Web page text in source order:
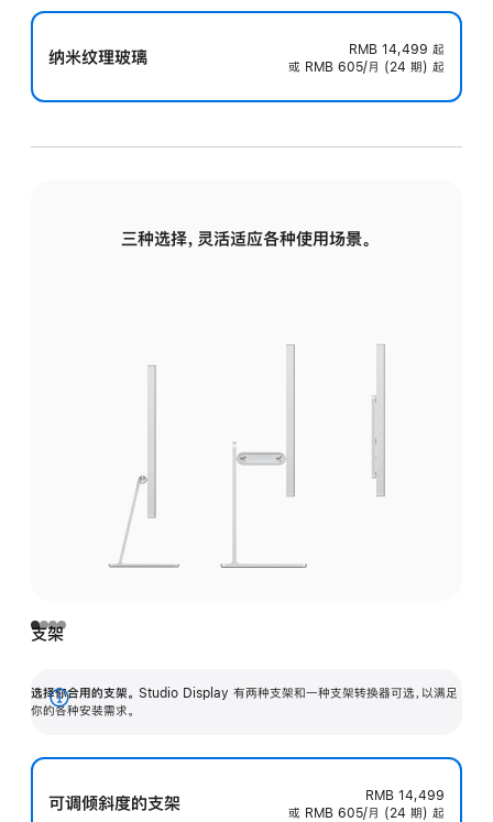
纳米纹理玻璃 RMB 14,499 起
或 RMB 605/月 (24 期) 起
三种选择，灵活适应各种使用场景。
支架
选择你合用的支架。 Studio Display 有两种支架和一种支架转换器可选，以满足
你的各种安装需求。
展
可调倾斜度的支架
RMB 14,499
或 RMB 605/月 (24 期) 起